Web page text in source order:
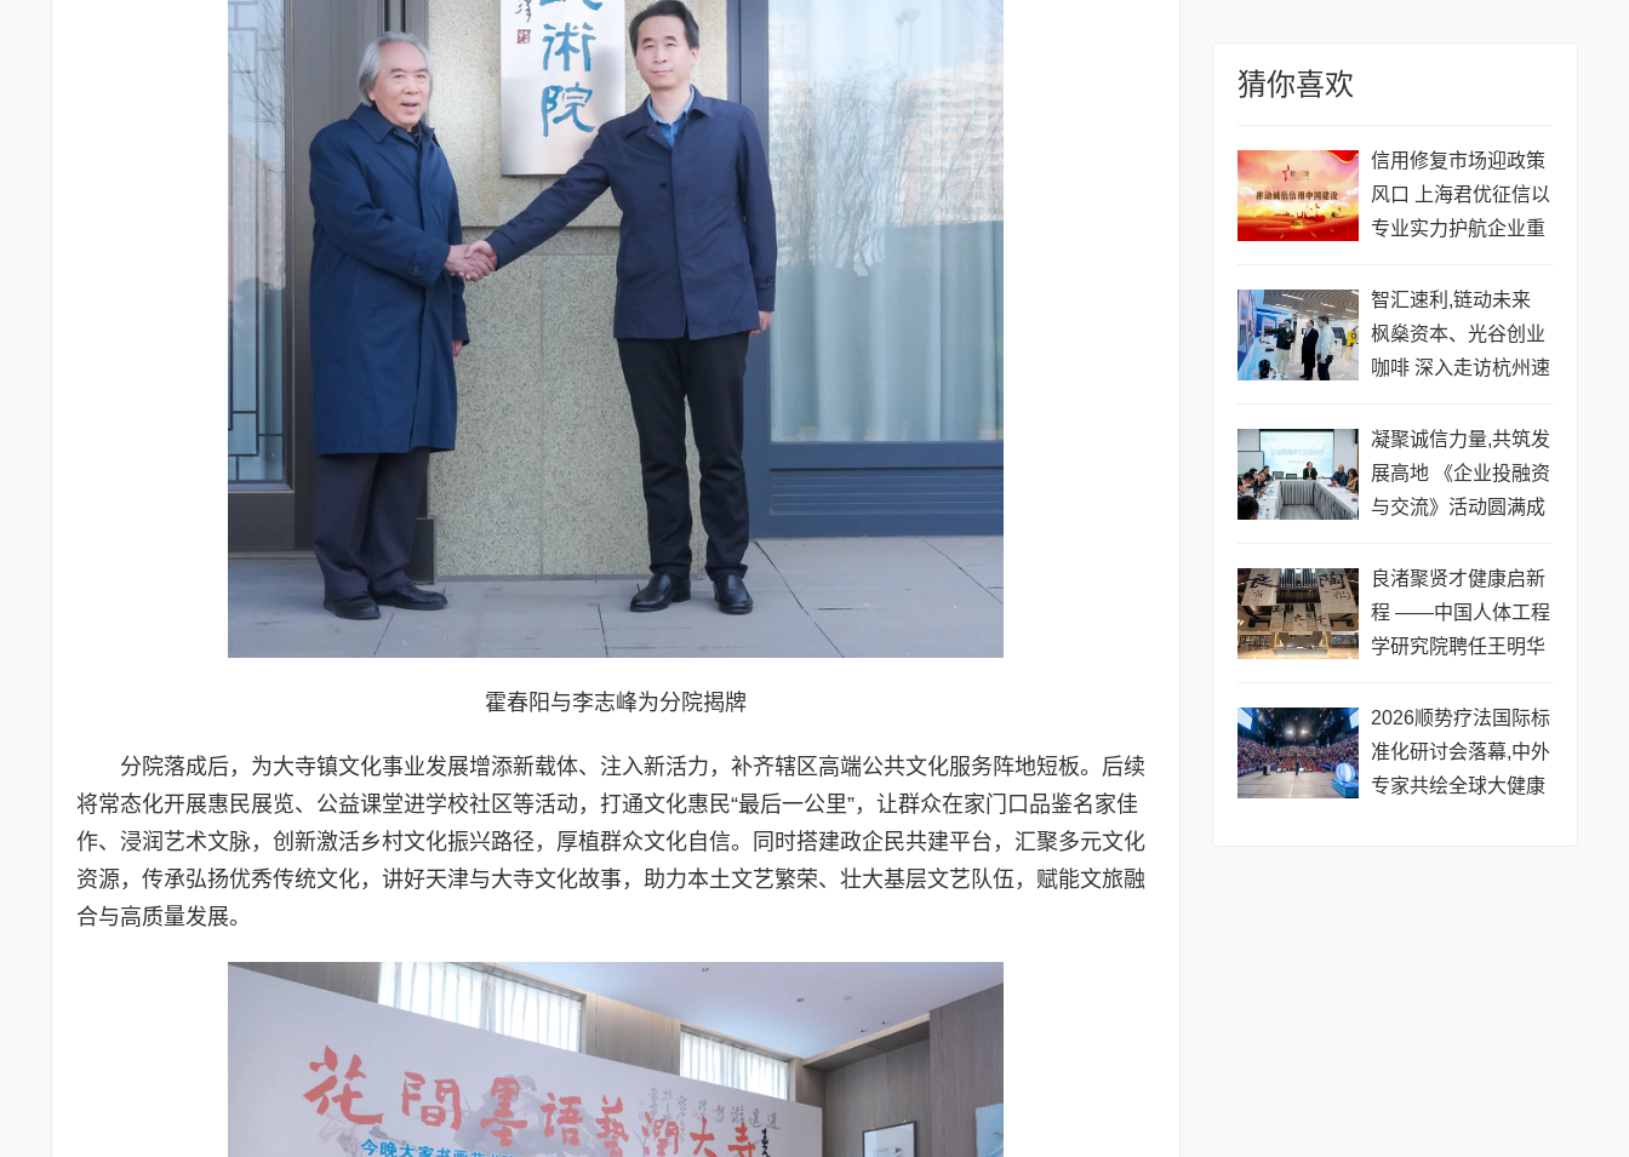
霍春阳与李志峰为分院揭牌
分院落成后，为大寺镇文化事业发展增添新载体、注入新活力，补齐辖区高端公共文化服务阵地短板。后续
将常态化开展惠民展览、公益课堂进学校社区等活动，打通文化惠民“最后一公里”，让群众在家门口品鉴名家佳
作、浸润艺术文脉，创新激活乡村文化振兴路径，厚植群众文化自信。同时搭建政企民共建平台，汇聚多元文化
资源，传承弘扬优秀传统文化，讲好天津与大寺文化故事，助力本土文艺繁荣、壮大基层文艺队伍，赋能文旅融
合与高质量发展。
猜你喜欢
信用修复市场迎政策
风口 上海君优征信以
专业实力护航企业重
智汇速利,链动未来
枫燊资本、光谷创业
咖啡 深入走访杭州速
凝聚诚信力量,共筑发
展高地 《企业投融资
与交流》活动圆满成
良渚聚贤才健康启新
程 ——中国人体工程
学研究院聘任王明华
​2026顺势疗法国际标
准化研讨会落幕,中外
专家共绘全球大健康